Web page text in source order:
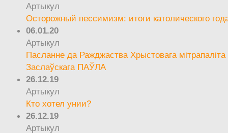
Артыкул
Осторожный пессимизм: итоги католического
06.01.20
Артыкул
Пасланне да Ражджаства Хрыстовага мітрапаліта
Заслаўскага ПАЎЛА
26.12.19
Артыкул
Кто хотел унии?
26.12.19
Артыкул